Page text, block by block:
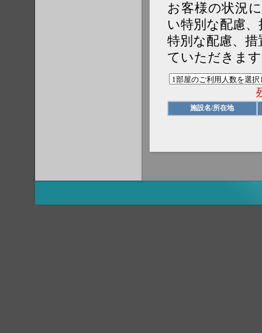
お客様の状況
い特別な配慮
特別な配慮、
ていただきま
施設名/所在地